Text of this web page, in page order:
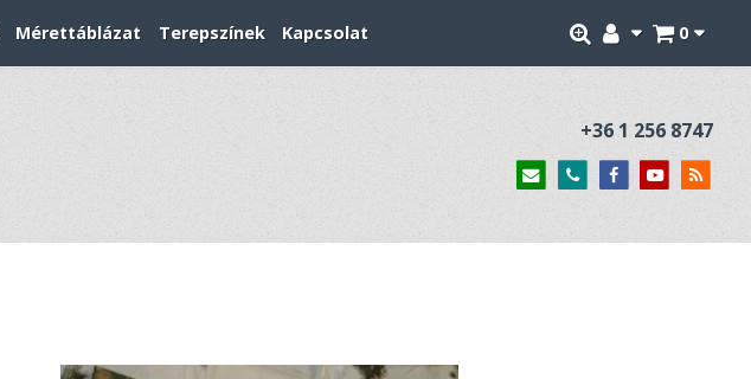
0
Mérettáblázat Terepszínek Kapcsolat
+36 1 256 8747